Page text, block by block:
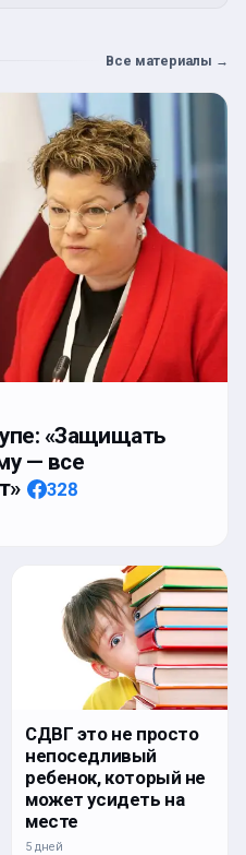
Все материалы →
«Защищать
— все
328
СДВГ это не просто
непоседливый
ребенок, который не
может усидеть на
месте
5 дней